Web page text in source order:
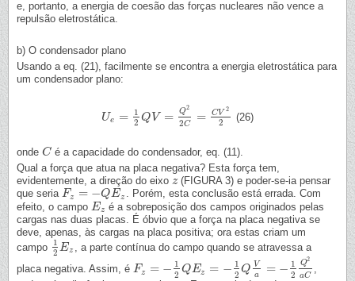
e, portanto, a energia de coesão das forças nucleares não vence a
repulsão eletrostática.
b) O condensador plano
Usando a eq. (21), facilmente se encontra a energia eletrostática para
um condensador plano:
Ue =
1
2 Q V = Q2
2C = CV 2
2
Ue =12 QV=Q 22C=C V22 (26)
onde C
C é a capacidade do condensador, eq. (11).
Qual a força que atua na placa negativa? Esta força tem,
evidentemente, a direção do eixo z
z(FIGURA 3) e poder-se-ia pensar
que seria F z = −QEz
Fz =−QEz
. Porém, esta conclusão está errada. Com
efeito, o campo Ez
Ez é a sobreposição dos campos originados pelas
cargas nas duas placas. É óbvio que a força na placa negativa se
deve, apenas, às cargas na placa positiva; ora estas criam um
campo
1
2 Ez
12Ez
, a parte contínua do campo quando se atravessa a
placa negativa. Assim, é F z = − 1
2 QEz = − 1
2 Q V
a
= − 1
2
Q2
aC
Fz =−1 2QEz=−1 2Q Va =−1 2Q 2a C
,